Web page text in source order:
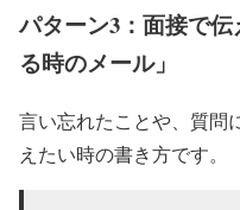
パターン3：面接で
る時のメール」
言い忘れたことや、質問
えたい時の書き方です。